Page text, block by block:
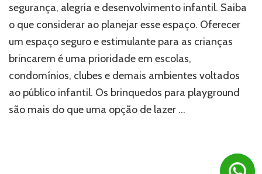
seguras:
a
de
brinquedos
certos
seu
playground
segurança, alegria e desenvolvimento infantil. Saiba
o que considerar ao planejar esse espaço. Oferecer
um espaço seguro e estimulante para as crianças
brincarem é uma prioridade em escolas,
condomínios, clubes e demais ambientes voltados
ao público infantil. Os brinquedos para playground
são mais do que uma opção de lazer …